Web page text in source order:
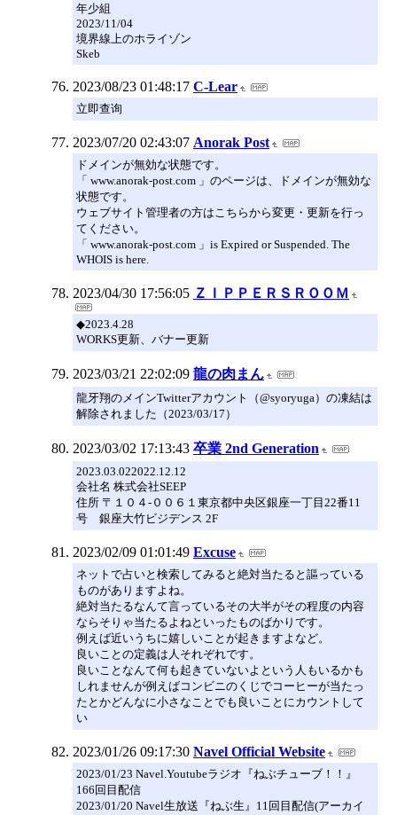
年少組
2023/11/04
境界線上のホライゾン
Skeb
2023/08/23 01:48:17 C-Lear
立即查询
2023/07/20 02:43:07 Anorak Post
ドメインが無効な状態です。
「 www.anorak-post.com 」のページは、ドメインが無効な
状態です。
ウェブサイト管理者の方はこちらから変更・更新を行っ
てください。
「 www.anorak-post.com 」is Expired or Suspended. The
WHOIS is here.
2023/04/30 17:56:05 ＺＩＰＰＥＲＳＲＯＯＭ
◆2023.4.28
WORKS更新、バナー更新
2023/03/21 22:02:09 龍の肉まん
龍牙翔のメインTwitterアカウント（@syoryuga）の凍結は
解除されました（2023/03/17）
2023/03/02 17:13:43 卒業 2nd Generation
2023.03.022022.12.12
会社名 株式会社SEEP
住所 〒１０４-００６１東京都中央区銀座一丁目22番11
号 銀座大竹ビジデンス 2F
2023/02/09 01:01:49 Excuse
ネットで占いと検索してみると絶対当たると謳っている
ものがありますよね。
絶対当たるなんて言っているその大半がその程度の内容
ならそりゃ当たるよねといったものばかりです。
例えば近いうちに嬉しいことが起きますよなど。
良いことの定義は人それぞれです。
良いことなんて何も起きていないよという人もいるかも
しれませんが例えばコンビニのくじでコーヒーが当たっ
たとかどんなに小さなことでも良いことにカウントして
い
2023/01/26 09:17:30 Navel Official Website
2023/01/23 Navel.Youtubeラジオ『ねぶチューブ！！』
166回目配信
2023/01/20 Navel生放送『ねぶ生』11回目配信(アーカイ